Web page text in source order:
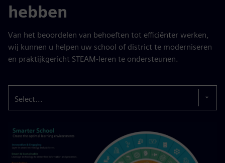
hebben
Van het beoordelen van behoeften tot efficiënter werken,
wij kunnen u helpen uw school of district te moderniseren
en praktijkgericht STEAM-leren te ondersteunen.
Select...